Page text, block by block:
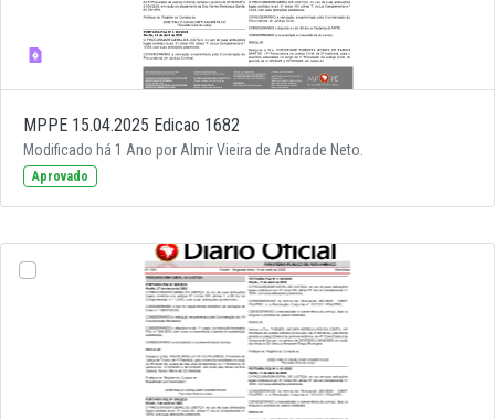
MPPE 15.04.2025 Edicao 1682
Modificado há 1 Ano por Almir Vieira de Andrade Neto.
Aprovado